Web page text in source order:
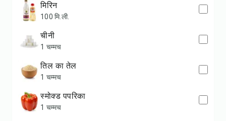
मिरिन
100 मि.ली.
चीनी
1 चम्मच
तिल का तेल
1 चम्मच
स्मोक्ड पपरिका
1 चम्मच